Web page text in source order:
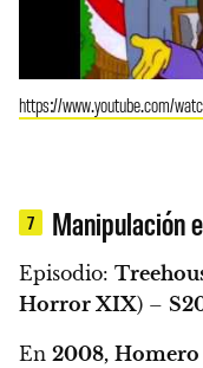
https://www.youtube.com/
7 Manipulación
Episodio:
Horror XIX) –
En 2008, Homero